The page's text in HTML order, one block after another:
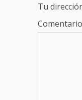
Tu
Comentario